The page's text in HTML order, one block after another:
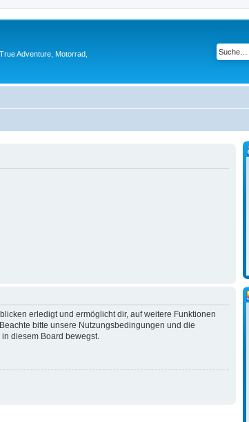
Adventure, Motorrad,
erledigt und ermöglicht dir, auf weitere Funktionen
bitte unsere Nutzungsbedingungen und die
diesem Board bewegst.